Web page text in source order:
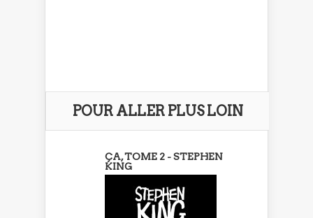
POUR ALLER PLUS LOIN
ÇA, TOME 2 - STEPHEN
KING